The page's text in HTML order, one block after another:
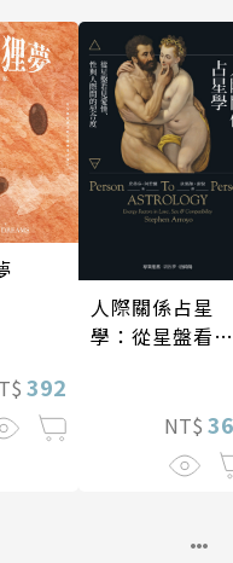
392
人際關係占星
學：從星盤看見
NT$